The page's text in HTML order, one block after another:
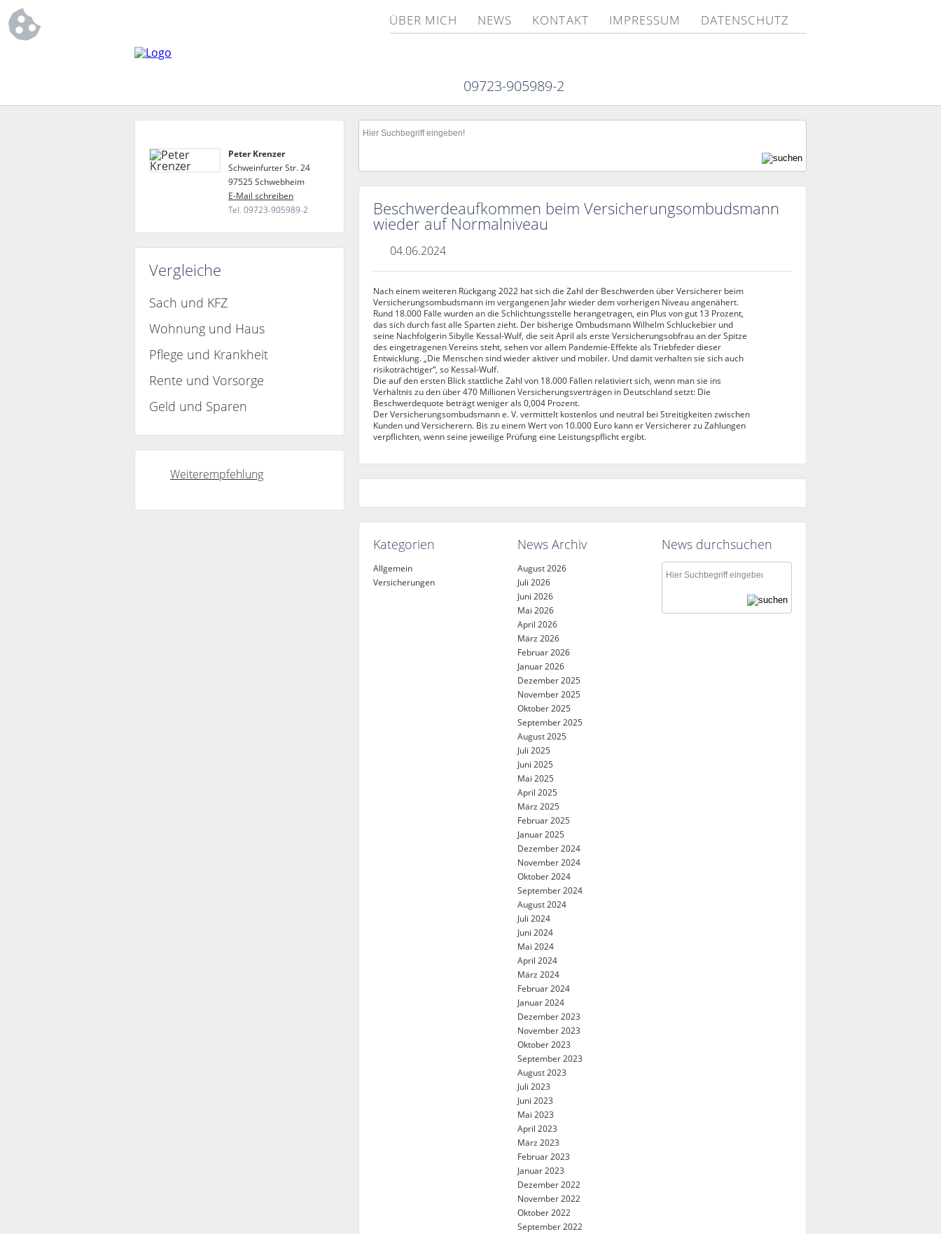
ÜBER MICH NEWS KONTAKT IMPRESSUM DATENSCHUTZ
09723-905989-2
Peter Krenzer
Schweinfurter Str. 24
97525 Schwebheim
E-Mail schreiben
Tel. 09723-905989-2
Vergleiche
Sach und KFZ
Wohnung und Haus
Pflege und Krankheit
Rente und Vorsorge
Geld und Sparen
Weiterempfehlung
Beschwerdeaufkommen beim Versicherungsombudsmann
wieder auf Normalniveau
04.06.2024
Nach einem weiteren Rückgang 2022 hat sich die Zahl der Beschwerden über Versicherer beim
Versicherungsombudsmann im vergangenen Jahr wieder dem vorherigen Niveau angenähert.
Rund 18.000 Fälle wurden an die Schlichtungsstelle herangetragen, ein Plus von gut 13 Prozent,
das sich durch fast alle Sparten zieht. Der bisherige Ombudsmann Wilhelm Schluckebier und
seine Nachfolgerin Sibylle Kessal-Wulf, die seit April als erste Versicherungsobfrau an der Spitze
des eingetragenen Vereins steht, sehen vor allem Pandemie-Effekte als Triebfeder dieser
Entwicklung. „Die Menschen sind wieder aktiver und mobiler. Und damit verhalten sie sich auch
risikoträchtiger“, so Kessal-Wulf.
Die auf den ersten Blick stattliche Zahl von 18.000 Fällen relativiert sich, wenn man sie ins
Verhältnis zu den über 470 Millionen Versicherungsverträgen in Deutschland setzt: Die
Beschwerdequote beträgt weniger als 0,004 Prozent.
Der Versicherungsombudsmann e. V. vermittelt kostenlos und neutral bei Streitigkeiten zwischen
Kunden und Versicherern. Bis zu einem Wert von 10.000 Euro kann er Versicherer zu Zahlungen
verpflichten, wenn seine jeweilige Prüfung eine Leistungspflicht ergibt.
Kategorien
Allgemein
Versicherungen
News Archiv
August 2026
Juli 2026
Juni 2026
Mai 2026
April 2026
März 2026
Februar 2026
Januar 2026
Dezember 2025
November 2025
Oktober 2025
September 2025
August 2025
Juli 2025
Juni 2025
Mai 2025
April 2025
März 2025
Februar 2025
Januar 2025
Dezember 2024
November 2024
Oktober 2024
September 2024
August 2024
Juli 2024
Juni 2024
Mai 2024
April 2024
März 2024
Februar 2024
Januar 2024
Dezember 2023
November 2023
Oktober 2023
September 2023
August 2023
Juli 2023
Juni 2023
Mai 2023
April 2023
März 2023
Februar 2023
Januar 2023
Dezember 2022
November 2022
Oktober 2022
September 2022
News durchsuchen